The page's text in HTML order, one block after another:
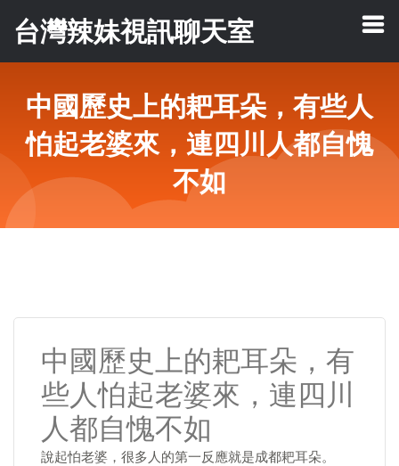
台灣辣妹視訊聊天室
中國歷史上的耙耳朵，有些人
怕起老婆來，連四川人都自愧
不如
中國歷史上的耙耳朵，有
些人怕起老婆來，連四川
人都自愧不如
說起怕老婆，很多人的第一反應就是成都耙耳朵。